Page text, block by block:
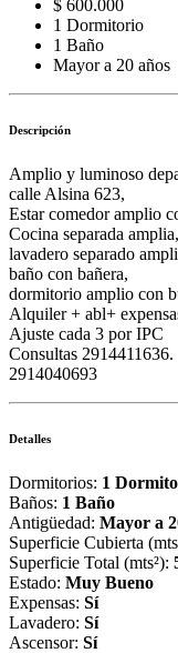
$ 600.000
1 Dormitorio
1 Baño
Mayor a 20 años
Descripción
Amplio y luminoso
calle Alsina 623,
Estar comedor amplio
Cocina separada amplia,
lavadero separado
baño con bañera,
dormitorio amplio con
Alquiler + abl+
Ajuste cada 3 por IPC
Consultas 2914411636.
2914040693
Detalles
Dormitorios: 1
Baños: 1 Baño
Antigüedad: Mayor a
Superficie Cubierta
Superficie Total (mts²):
Estado: Muy Bueno
Expensas: Sí
Lavadero: Sí
Ascensor: Sí